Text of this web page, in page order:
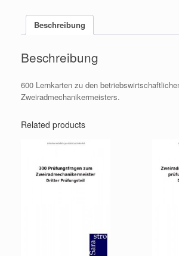
Beschreibung
Beschreibung
600 Lernkarten zu den
Zweiradmechanikermeisters.
Related products